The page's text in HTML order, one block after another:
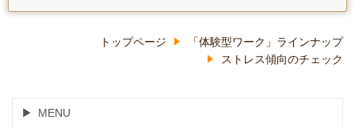
トップページ
「体験型ワーク」ラインナップ
ストレス傾向のチェック
MENU